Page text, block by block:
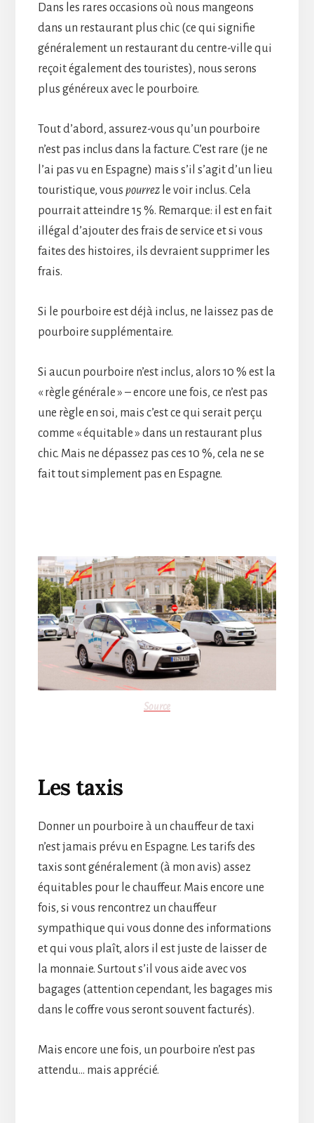
Dans les rares occasions où nous mangeons
dans un restaurant plus chic (ce qui signifie
généralement un restaurant du centre-ville qui
reçoit également des touristes), nous serons
plus généreux avec le pourboire.
Tout d’abord, assurez-vous qu’un pourboire
n’est pas inclus dans la facture. C’est rare (je ne
l’ai pas vu en Espagne) mais s’il s’agit d’un lieu
touristique, vous pourrez le voir inclus. Cela
pourrait atteindre 15 %. Remarque: il est en fait
illégal d’ajouter des frais de service et si vous
faites des histoires, ils devraient supprimer les
frais.
Si le pourboire est déjà inclus, ne laissez pas de
pourboire supplémentaire.
Si aucun pourboire n’est inclus, alors 10 % est la
« règle générale » – encore une fois, ce n’est pas
une règle en soi, mais c’est ce qui serait perçu
comme « équitable » dans un restaurant plus
chic. Mais ne dépassez pas ces 10 %, cela ne se
fait tout simplement pas en Espagne.
Source
Les taxis
Donner un pourboire à un chauffeur de taxi
n’est jamais prévu en Espagne. Les tarifs des
taxis sont généralement (à mon avis) assez
équitables pour le chauffeur. Mais encore une
fois, si vous rencontrez un chauffeur
sympathique qui vous donne des informations
et qui vous plaît, alors il est juste de laisser de
la monnaie. Surtout s’il vous aide avec vos
bagages (attention cependant, les bagages mis
dans le coffre vous seront souvent facturés).
Mais encore une fois, un pourboire n’est pas
attendu… mais apprécié.